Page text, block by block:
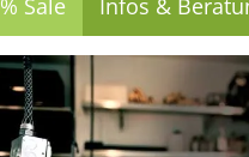
% Sale Infos &